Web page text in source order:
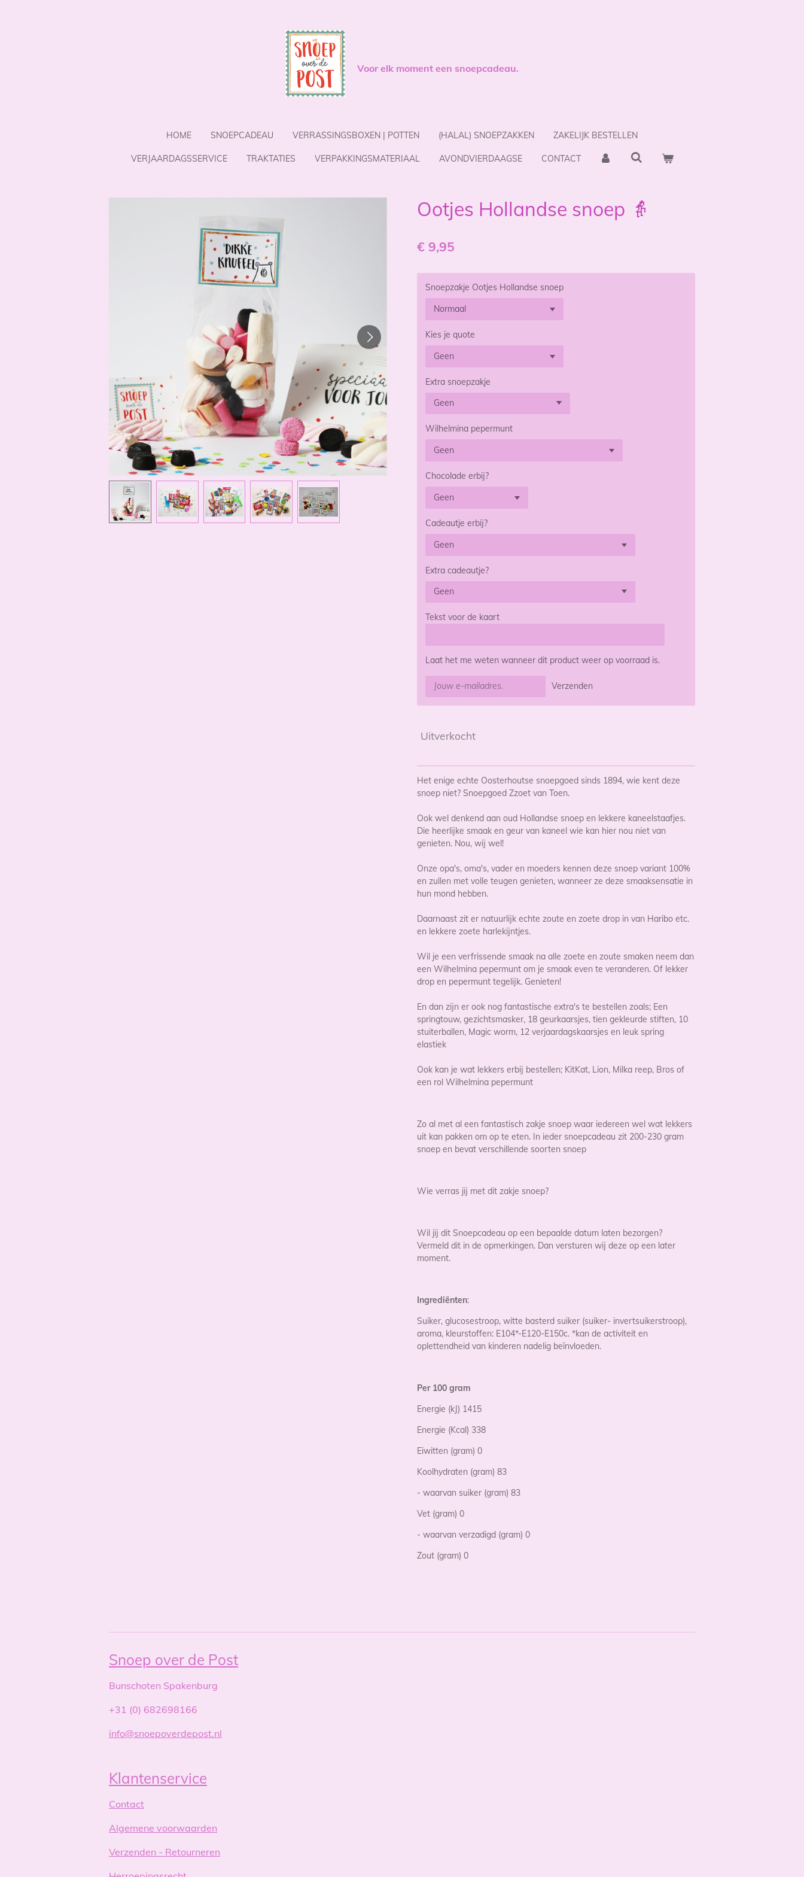
Voor elk moment een snoepcadeau.
HOME SNOEPCADEAU VERRASSINGSBOXEN | POTTEN (HALAL) SNOEPZAKKEN ZAKELIJK BESTELLEN
VERJAARDAGSSERVICE TRAKTATIES VERPAKKINGSMATERIAAL AVONDVIERDAAGSE CONTACT
Ootjes Hollandse snoep 👵
€ 9,95
Snoepzakje Ootjes Hollandse snoep
Kies je quote
Extra snoepzakje
Wilhelmina pepermunt
Chocolade erbij?
Cadeautje erbij?
Extra cadeautje?
Tekst voor de kaart
Laat het me weten wanneer dit product weer op voorraad is.
Verzenden
Uitverkocht
Het enige echte Oosterhoutse snoepgoed sinds 1894, wie kent deze
snoep niet? Snoepgoed Zzoet van Toen.
Ook wel denkend aan oud Hollandse snoep en lekkere kaneelstaafjes.
Die heerlijke smaak en geur van kaneel wie kan hier nou niet van
genieten. Nou, wij wel!
Onze opa's, oma's, vader en moeders kennen deze snoep variant 100%
en zullen met volle teugen genieten, wanneer ze deze smaaksensatie in
hun mond hebben.
Daarnaast zit er natuurlijk echte zoute en zoete drop in van Haribo etc.
en lekkere zoete harlekijntjes.
Wil je een verfrissende smaak na alle zoete en zoute smaken neem dan
een Wilhelmina pepermunt om je smaak even te veranderen. Of lekker
drop en pepermunt tegelijk. Genieten!
En dan zijn er ook nog fantastische extra's te bestellen zoals; Een
springtouw, gezichtsmasker, 18 geurkaarsjes, tien gekleurde stiften, 10
stuiterballen, Magic worm, 12 verjaardagskaarsjes en leuk spring
elastiek
Ook kan je wat lekkers erbij bestellen; KitKat, Lion, Milka reep, Bros of
een rol Wilhelmina pepermunt
Zo al met al een fantastisch zakje snoep waar iedereen wel wat lekkers
uit kan pakken om op te eten. In ieder snoepcadeau zit 200-230 gram
snoep en bevat verschillende soorten snoep
Wie verras jij met dit zakje snoep?
Wil jij dit Snoepcadeau op een bepaalde datum laten bezorgen?
Vermeld dit in de opmerkingen. Dan versturen wij deze op een later
moment.
Ingrediënten:
Suiker, glucosestroop, witte basterd suiker (suiker- invertsuikerstroop),
aroma, kleurstoffen: E104*-E120-E150c. *kan de activiteit en
oplettendheid van kinderen nadelig beïnvloeden.
Per 100 gram
Energie (kJ) 1415
Energie (Kcal) 338
Eiwitten (gram) 0
Koolhydraten (gram) 83
- waarvan suiker (gram) 83
Vet (gram) 0
- waarvan verzadigd (gram) 0
Zout (gram) 0
Snoep over de Post
Bunschoten Spakenburg
+31 (0) 682698166
info@snoepoverdepost.nl
Klantenservice
Contact
Algemene voorwaarden
Verzenden - Retourneren